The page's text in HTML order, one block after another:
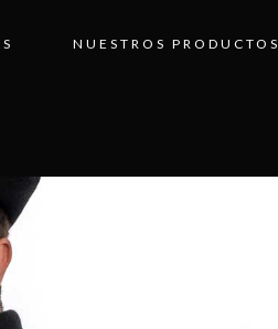
NUESTROS PRODUCTOS